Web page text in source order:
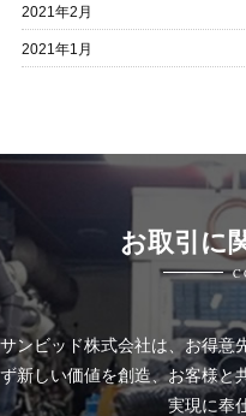
2021年2月
2021年1月
お取引に
サンビッド株式会社は、お得意
ず新しい価値を創造、お客様と
実現に奉